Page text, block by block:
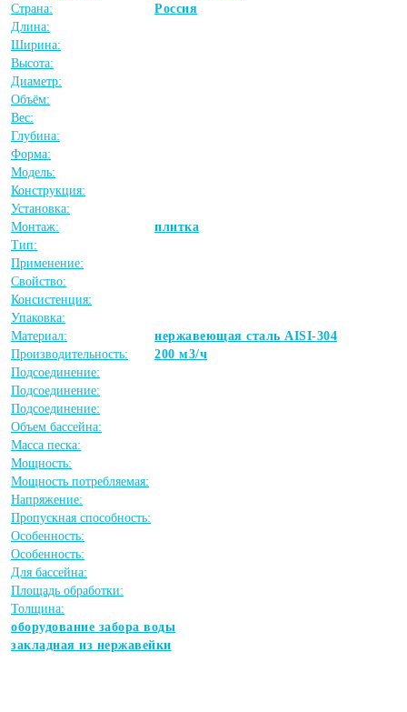
Страна:
Россия
Длина:
Ширина:
Высота:
Диаметр:
Объём:
Вес:
Глубина:
Форма:
Модель:
Конструкция:
Установка:
Монтаж:
плитка
Тип:
Применение:
Свойство:
Консистенция:
Упаковка:
Материал:
нержавеющая сталь AISI-304
Производительность:
200 м3/ч
Подсоединение:
Подсоединение:
Подсоединение:
Объем бассейна:
Масса песка:
Мощность:
Мощность потребляемая:
Напряжение:
Пропускная способность:
Особенность:
Особенность:
Для бассейна:
Площадь обработки:
Толщина:
оборудование забора воды
закладная из нержавейки